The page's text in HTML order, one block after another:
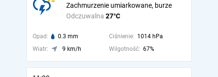
Odczuwalna 27°C
Zachmurzenie umiarkowane, burze
Opad: 0.3 mm Ciśnienie: 1014 hPa
Wiatr:
9 km/h Wilgotność: 67%